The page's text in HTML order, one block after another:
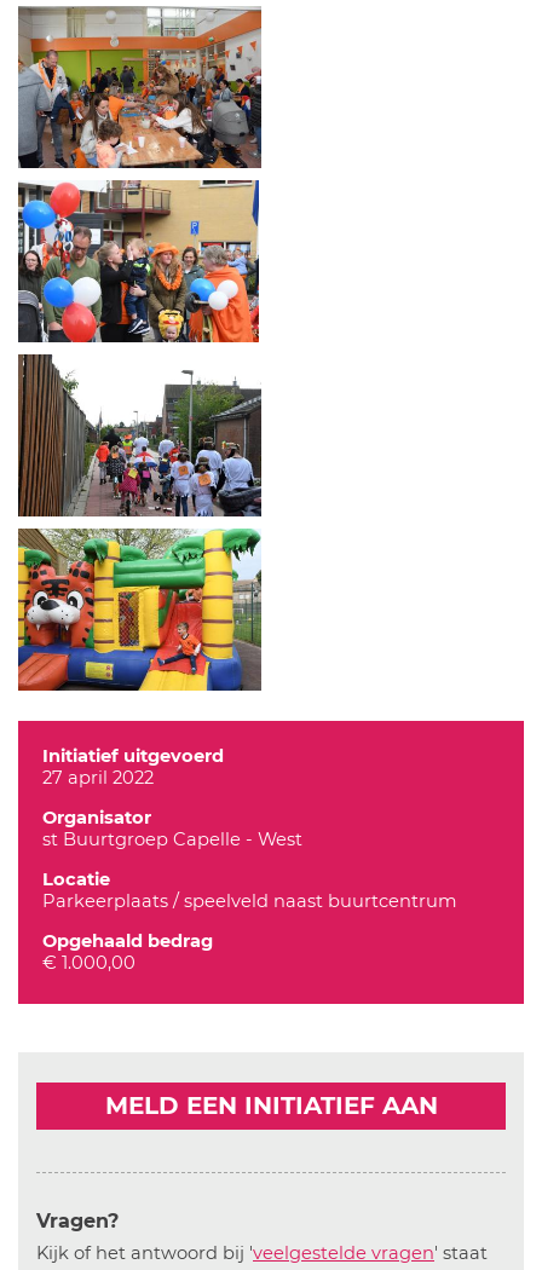
Initiatief uitgevoerd
27 april 2022
Organisator
st Buurtgroep Capelle - West
Locatie
Parkeerplaats / speelveld naast buurtcentrum
Opgehaald bedrag
€ 1.000,00
MELD EEN INITIATIEF AAN
Vragen?
Kijk of het antwoord bij 'veelgestelde vragen' staat